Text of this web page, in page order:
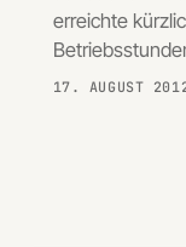
erreichte
17. AUGUST